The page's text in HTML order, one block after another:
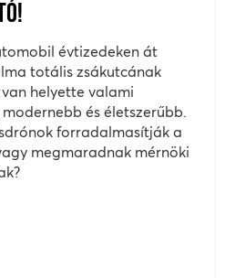
évtizedeken át
totális zsákutcának
helyette valami
és életszerűbb.
forradalmasítják a
megmaradnak mérnöki